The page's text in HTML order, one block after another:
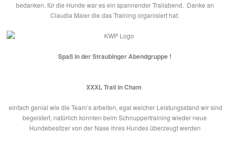
bedanken, für die Hunde war es ein spannender Trailabend. Danke an
Claudia Maier die das Training organisiert hat.
Spaß in der Straubinger Abendgruppe !
XXXL Trail in Cham
einfach genial wie die Team’s arbeiten, egal welcher Leistungsstand wir sind
begeistert, natürlich konnten beim Schnuppertraining wieder neue
Hundebesitzer von der Nase ihres Hundes überzeugt werden